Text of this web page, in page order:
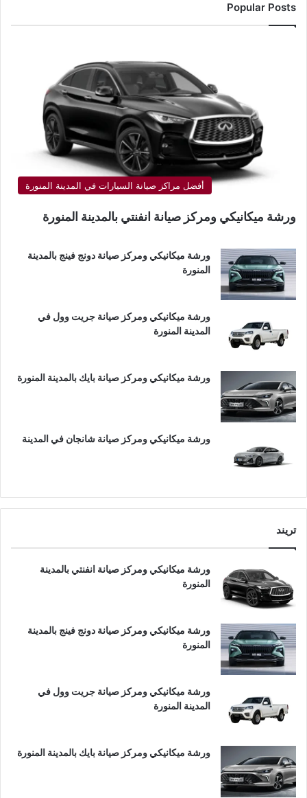
Popular Posts
أفضل مراكز صيانة السيارات في المدينة المنورة
ورشة ميكانيكي ومركز صيانة انفنتي بالمدينة المنورة
ورشة ميكانيكي ومركز صيانة دونج فينج بالمدينة
المنورة
ورشة ميكانيكي ومركز صيانة جريت وول في
المدينة المنورة
ورشة ميكانيكي ومركز صيانة بايك بالمدينة المنورة
ورشة ميكانيكي ومركز صيانة شانجان في المدينة
تريند
ورشة ميكانيكي ومركز صيانة انفنتي بالمدينة
المنورة
ورشة ميكانيكي ومركز صيانة دونج فينج بالمدينة
المنورة
ورشة ميكانيكي ومركز صيانة جريت وول في
المدينة المنورة
ورشة ميكانيكي ومركز صيانة بايك بالمدينة المنورة